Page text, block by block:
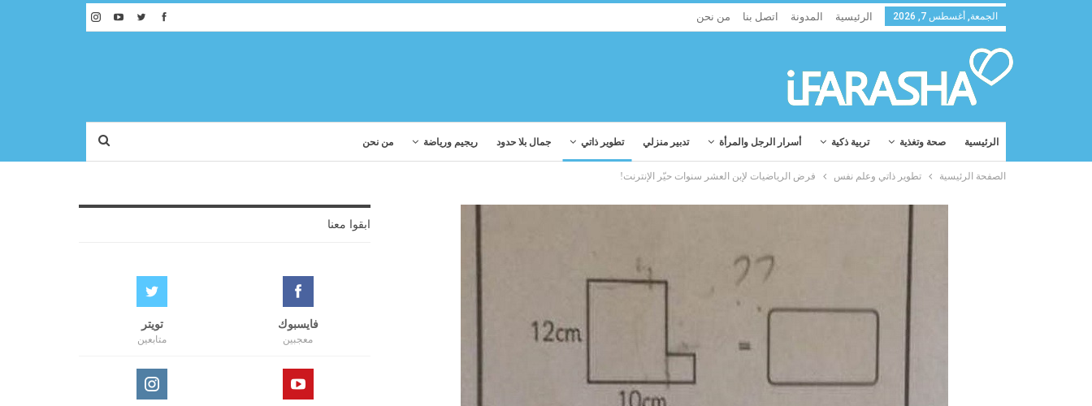
الجمعة, أغسطس 7, 2026 الرئيسية المدونة اتصل بنا من نحن
الرئيسية صحة وتغذية تربية ذكية أسرار الرجل والمرأة تدبير منزلي تطوير ذاتي جمال بلا حدود ريجيم ورياضة من نحن
الصفحة الرئيسية تطوير ذاتي وعلم نفس فرض الرياضيات لإبن العشر سنوات حيّر الإنترنت!
ابقوا معنا
فايسبوك
معجبين
تويتر
متابعين